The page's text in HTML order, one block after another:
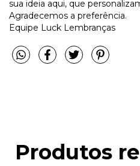
sua ideia aqui, que
Agradecemos a preferência.
Equipe Luck Lembranças
Produtos